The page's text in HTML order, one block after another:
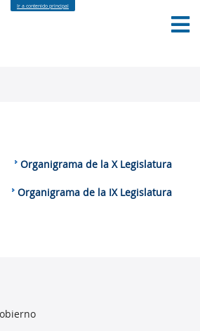
Ir a contenido principal
Organigrama de la X Legislatura
Organigrama de la IX Legislatura